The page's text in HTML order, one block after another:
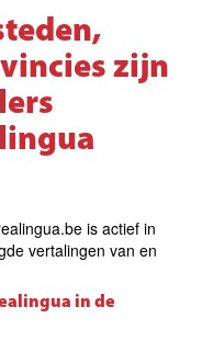
zijn
is actief in
vertalingen van en
in de